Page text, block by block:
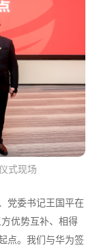
式现场
党委书记王国平在
优势互补、相得
点。我们与华为签